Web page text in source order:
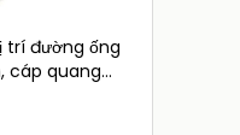
trí đường ống
cáp quang